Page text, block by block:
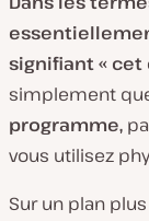
signifiant « cet
simplement
programme,
vous utilisez
Sur un plan